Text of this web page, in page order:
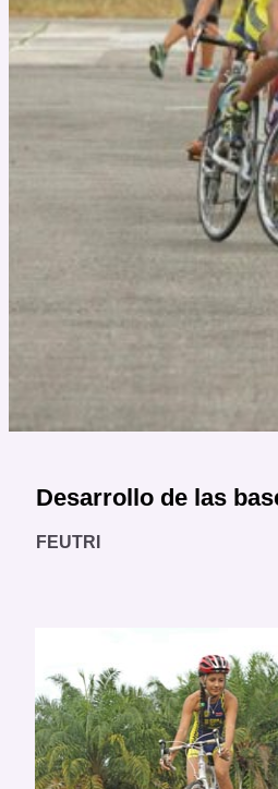
Desarrollo de las
FEUTRI